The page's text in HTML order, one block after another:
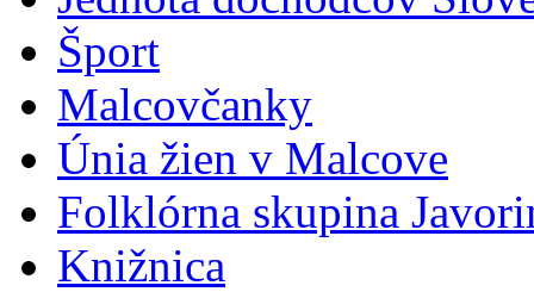
Šport
Malcovčanky
Únia žien v Malcove
Folklórna skupina
Knižnica